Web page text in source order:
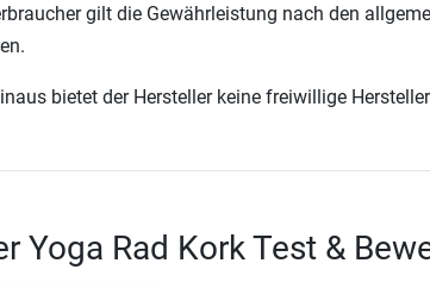
gilt die Gewährleistung nach den
bietet der Hersteller keine freiwillige
Yoga Rad Kork Test &